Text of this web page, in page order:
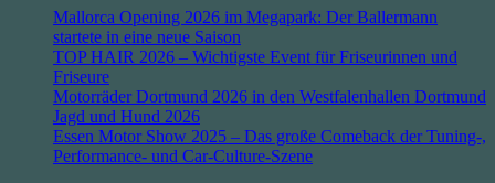
Mallorca Opening 2026 im Megapark: Der Ballermann
startete in eine neue Saison
TOP HAIR 2026 – Wichtigste Event für Friseurinnen und
Friseure
Motorräder Dortmund 2026 in den Westfalenhallen Dortmund
Jagd und Hund 2026
Essen Motor Show 2025 – Das große Comeback der Tuning-,
Performance- und Car-Culture-Szene